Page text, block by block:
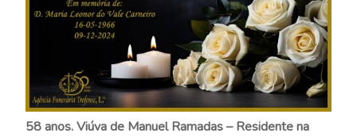
58 anos. Viúva de Manuel Ramadas – Residente na